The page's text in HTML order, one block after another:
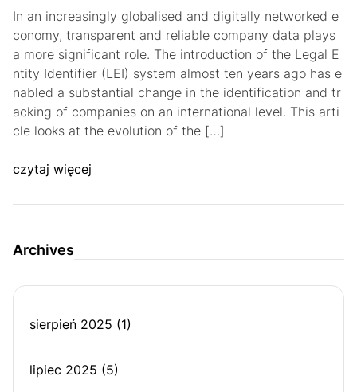
In an increasingly globalised and digitally networked e
conomy, transparent and reliable company data plays
a more significant role. The introduction of the Legal E
ntity Identifier (LEI) system almost ten years ago has e
nabled a substantial change in the identification and tr
acking of companies on an international level. This arti
cle looks at the evolution of the […]
czytaj więcej
Archives
sierpień 2025 (1)
lipiec 2025 (5)